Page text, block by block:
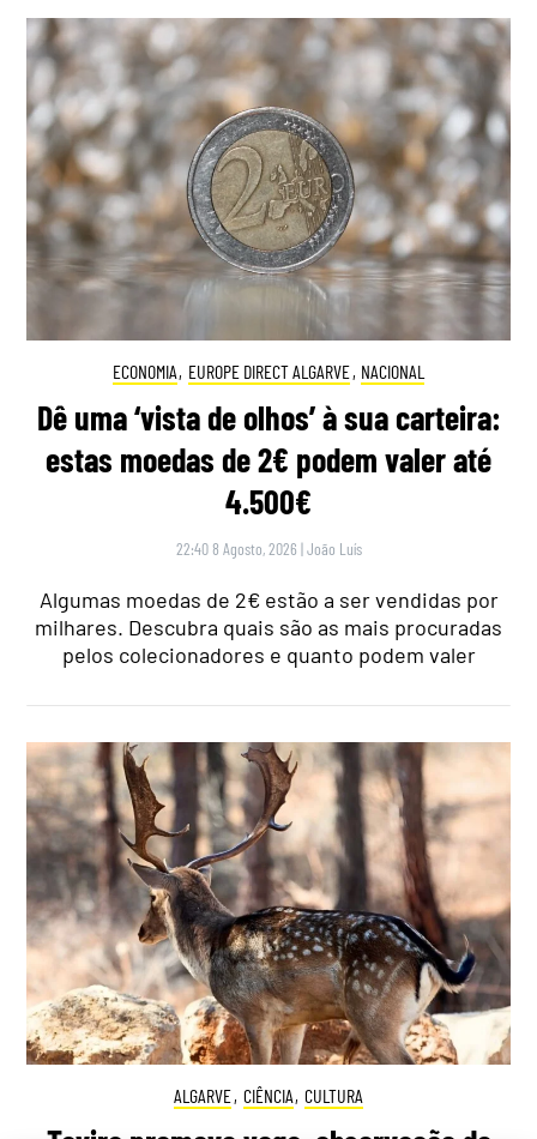
ECONOMIA, EUROPE DIRECT ALGARVE, NACIONAL
Dê uma ‘vista de olhos’ à sua carteira:
estas moedas de 2€ podem valer até
4.500€
22:40 8 Agosto, 2026 |João Luís
Algumas moedas de 2€ estão a ser vendidas por
milhares. Descubra quais são as mais procuradas
pelos colecionadores e quanto podem valer
ALGARVE, CIÊNCIA, CULTURA